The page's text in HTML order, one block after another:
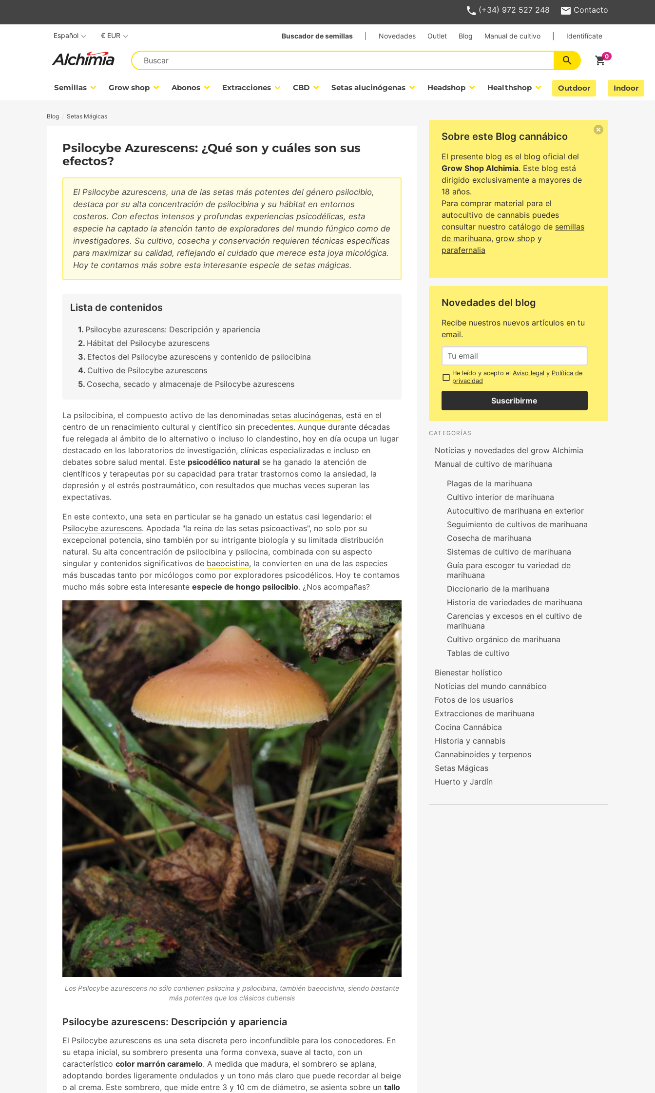
(+34) 972 527 248 Contacto
shopping_cart
search
Semillas Grow shop Abonos Extracciones CBD Setas alucinógenas Headshop Healthshop Outdoor Indoor
Buscador de semillas Novedades Outlet Blog Manual de cultivo Identifícate
Español € EUR
Blog Setas Mágicas
Psilocybe Azurescens: ¿Qué son y cuáles son sus
efectos?
El Psilocybe azurescens, una de las setas más potentes del género psilocibio,
destaca por su alta concentración de psilocibina y su hábitat en entornos
costeros. Con efectos intensos y profundas experiencias psicodélicas, esta
especie ha captado la atención tanto de exploradores del mundo fúngico como de
investigadores. Su cultivo, cosecha y conservación requieren técnicas específicas
para maximizar su calidad, reflejando el cuidado que merece esta joya micológica.
Hoy te contamos más sobre esta interesante especie de setas mágicas.
Lista de contenidos
Psilocybe azurescens: Descripción y apariencia
Hábitat del Psilocybe azurescens
Efectos del Psilocybe azurescens y contenido de psilocibina
Cultivo de Psilocybe azurescens
Cosecha, secado y almacenaje de Psilocybe azurescens
La psilocibina, el compuesto activo de las denominadas setas alucinógenas, está en el
centro de un renacimiento cultural y científico sin precedentes. Aunque durante décadas
fue relegada al ámbito de lo alternativo o incluso lo clandestino, hoy en día ocupa un lugar
destacado en los laboratorios de investigación, clínicas especializadas e incluso en
debates sobre salud mental. Este psicodélico natural se ha ganado la atención de
científicos y terapeutas por su capacidad para tratar trastornos como la ansiedad, la
depresión y el estrés postraumático, con resultados que muchas veces superan las
expectativas.
En este contexto, una seta en particular se ha ganado un estatus casi legendario: el
Psilocybe azurescens. Apodada "la reina de las setas psicoactivas", no solo por su
excepcional potencia, sino también por su intrigante biología y su limitada distribución
natural. Su alta concentración de psilocibina y psilocina, combinada con su aspecto
singular y contenidos significativos de baeocistina, la convierten en una de las especies
más buscadas tanto por micólogos como por exploradores psicodélicos. Hoy te contamos
mucho más sobre esta interesante especie de hongo psilocibio. ¿Nos acompañas?
Los Psilocybe azurescens no sólo contienen psilocina y psilocibina, también baeocistina, siendo bastante
más potentes que los clásicos cubensis
Psilocybe azurescens: Descripción y apariencia
El Psilocybe azurescens es una seta discreta pero inconfundible para los conocedores. En
su etapa inicial, su sombrero presenta una forma convexa, suave al tacto, con un
característico color marrón caramelo. A medida que madura, el sombrero se aplana,
adoptando bordes ligeramente ondulados y un tono más claro que puede recordar al beige
o al crema. Este sombrero, que mide entre 3 y 10 cm de diámetro, se asienta sobre un tallo
Sobre este Blog cannábico
El presente blog es el blog oficial del
Grow Shop Alchimia. Este blog está
dirigido exclusivamente a mayores de
18 años.
Para comprar material para el
autocultivo de cannabis puedes
consultar nuestro catálogo de semillas
de marihuana, grow shop y
parafernalia
Novedades del blog
Recibe nuestros nuevos artículos en tu
email.
He leído y acepto el Aviso legal y Política de
privacidad
Suscribirme
CATEGORÍAS
Notícias y novedades del grow Alchimia
Manual de cultivo de marihuana
Plagas de la marihuana
Cultivo interior de marihuana
Autocultivo de marihuana en exterior
Seguimiento de cultivos de marihuana
Cosecha de marihuana
Sistemas de cultivo de marihuana
Guía para escoger tu variedad de
marihuana
Diccionario de la marihuana
Historia de variedades de marihuana
Carencias y excesos en el cultivo de
marihuana
Cultivo orgánico de marihuana
Tablas de cultivo
Bienestar holístico
Notícias del mundo cannábico
Fotos de los usuarios
Extracciones de marihuana
Cocina Cannábica
Historia y cannabis
Cannabinoides y terpenos
Setas Mágicas
Huerto y Jardín